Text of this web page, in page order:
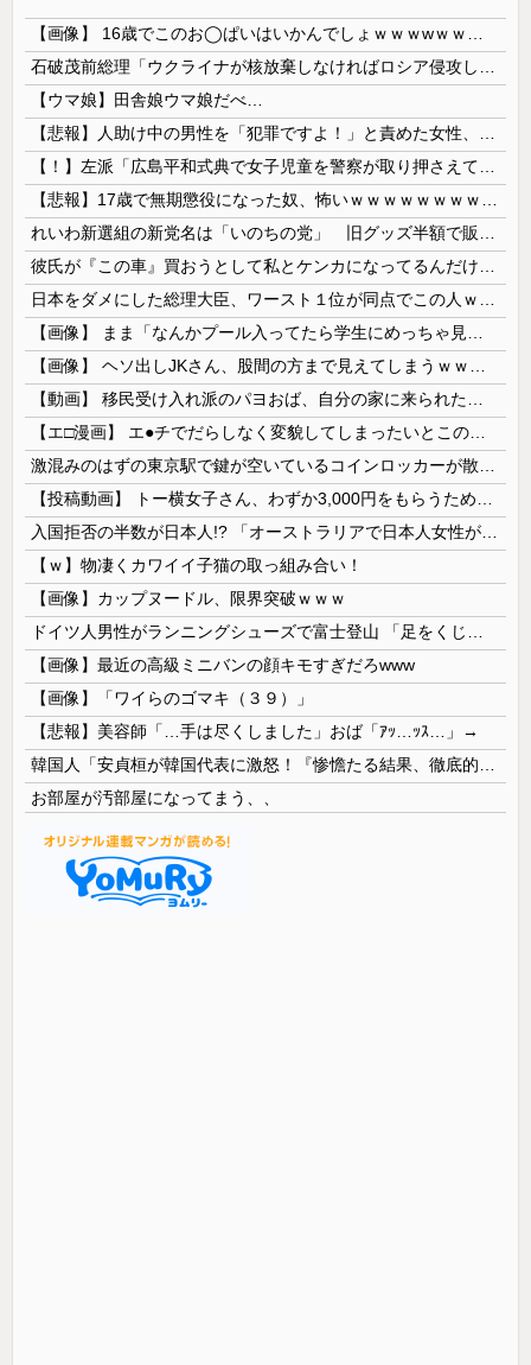
【ウマ娘】田舎娘ウマ娘だべ…
【ｗ】物凄くカワイイ子猫の取っ組み合い！
【画像】カップヌードル、限界突破ｗｗｗ
【画像】最近の高級ミニバンの顔キモすぎだろwww
【画像】「ワイらのゴマキ（３９）」
【悲報】美容師「…手は尽くしました」おば「ｱｯ…ｯｽ…」→
お部屋が汚部屋になってまう、、